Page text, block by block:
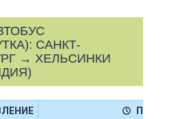
САНКТ-
→ ХЕЛЬСИНКИ
ПРИБЫТИЕ